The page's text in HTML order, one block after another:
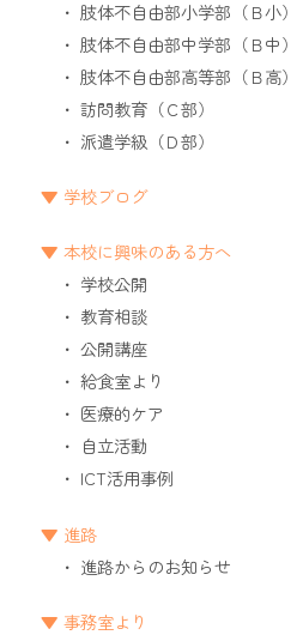
肢体不自由部小学部（Ｂ小）
肢体不自由部中学部（Ｂ中）
肢体不自由部高等部（Ｂ高）
訪問教育（Ｃ部）
派遣学級（Ｄ部）
学校ブログ
本校に興味のある方へ
学校公開
教育相談
公開講座
給食室より
医療的ケア
自立活動
ICT活用事例
進路
進路からのお知らせ
事務室より